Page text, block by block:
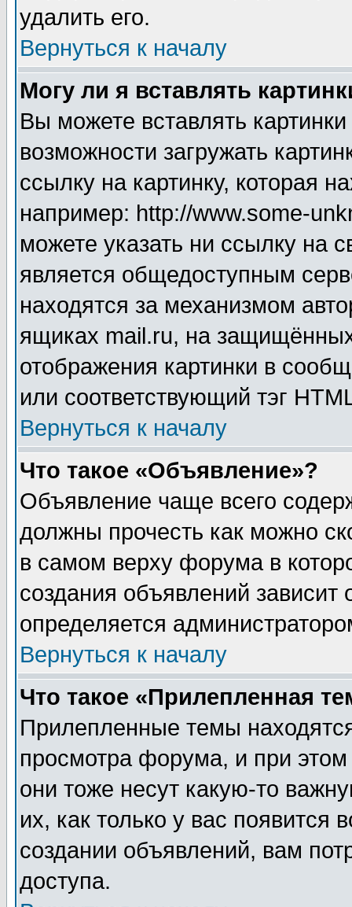
удалить его.
Вернуться к началу
Могу ли я вставлять
Вы можете вставлять
возможности загружать
ссылку на картинку, которая
например: http://www.some-
можете указать ни ссылку на
является общедоступным
находятся за механизмом
ящиках mail.ru, на
отображения картинки в
или соответствующий тэг
Вернуться к началу
Что такое «Объявление»?
Объявление чаще всего
должны прочесть как можно
в самом верху форума в
создания объявлений зависит
определяется
Вернуться к началу
Что такое «Прилепленная
Прилепленные темы
просмотра форума, и при
они тоже несут какую-то
их, как только у вас появится
создании объявлений, вам
доступа.